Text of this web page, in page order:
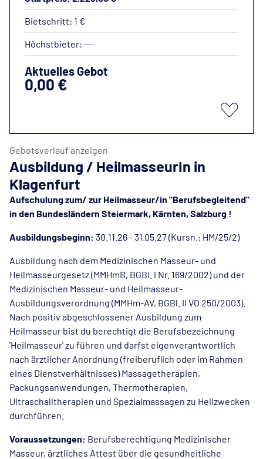
Bietschritt: 1 €
Höchstbieter: ---
Aktuelles Gebot
0,00 €
Gebotsverlauf anzeigen
Ausbildung / HeilmasseurIn in
Klagenfurt
Aufschulung zum/ zur Heilmasseur/in "Berufsbegleitend"
in den Bundesländern Steiermark, Kärnten, Salzburg !
Ausbildungsbeginn: 30.11.26 - 31.05.27 (Kursn.: HM/25/2)
Ausbildung nach dem Medizinischen Masseur- und
Heilmasseurgesetz (MMHmB, BGBl. I Nr. 169/2002) und der
Medizinischen Masseur- und Heilmasseur-
Ausbildungsverordnung (MMHm-AV, BGBl. II VO 250/2003).
Nach positiv abgeschlossener Ausbildung zum
Heilmasseur bist du berechtigt die Berufsbezeichnung
'Heilmasseur' zu führen und darfst eigenverantwortlich
nach ärztlicher Anordnung (freiberuflich oder im Rahmen
eines Dienstverhältnisses) Massagetherapien,
Packungsanwendungen, Thermotherapien,
Ultraschalltherapien und Spezialmassagen zu Heilzwecken
durchführen.
Voraussetzungen: Berufsberechtigung Medizinischer
Masseur, ärztliches Attest über die gesundheitliche